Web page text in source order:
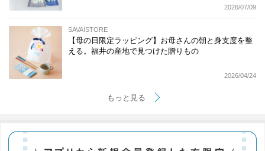
2026/07/09
SAVA!STORE
【母の日限定ラッピング】お母さんの朝と身支度を整
える。福井の産地で見つけた贈りもの
2026/04/24
もっと見る